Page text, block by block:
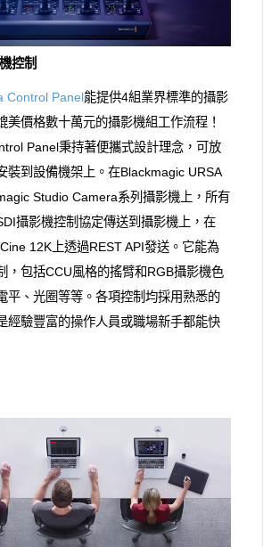
控制
Control Panel能提供4組業界標準的攝影
美價格數十萬元的攝影機組工作流程！
Panel秉持著便攜式設計理念，可放
裝到設備機架上。在Blackmagic URSA
Studio Camera系列攝影機上，所有
攝影機控制協定傳送到攝影機上，在
12K上透過REST API發送。它能為
，包括CCU風格的搖臂和RGB攝影機色
平、光圈等等。各項控制均採用熟悉的
經驗豐富的操作人員或職場新手都能快